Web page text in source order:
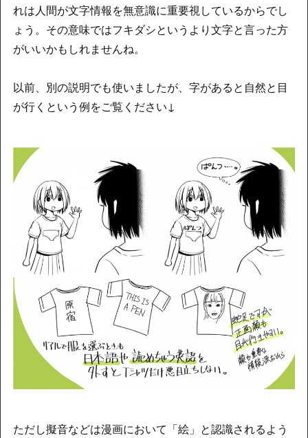
れは人間が文字情報を無意識に重要視しているからでし
ょう。その意味ではフキダシというより文字と言った方
がいいかもしれませんね。
以前、別の説明でも使いましたが、字があると自然と目
が行くという例をご覧ください↓
ただし擬音などは漫画において「絵」と認識されるよう